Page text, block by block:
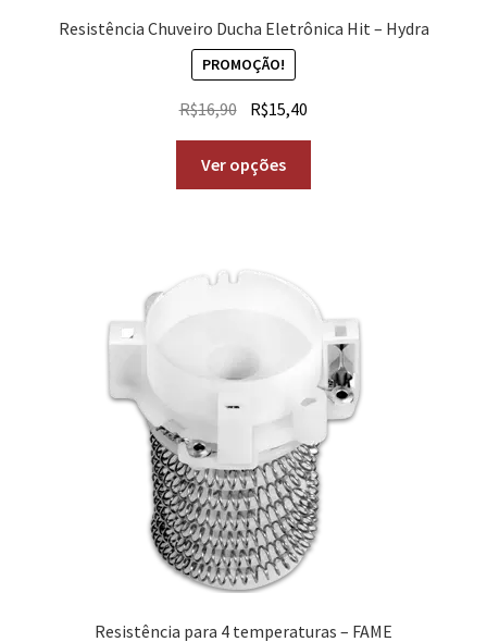
Resistência Chuveiro Ducha Eletrônica Hit – Hydra
PROMOÇÃO!
R$16,90 R$15,40
Ver opções
Resistência para 4 temperaturas – FAME